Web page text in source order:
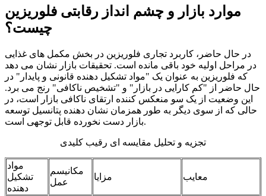
موارد بازار و چشم انداز رقابتی فلوریزین
چیست؟
در حال حاضر، کاربرد تجاری فلوریزین در بخش مکمل های غذایی
در مراحل اولیه خود باقی مانده است. تحقیقات بازار نشان می دهد
که فلوریزین به عنوان یک "مواد تشکیل دهنده قانونی و پایدار" در
حال حاضر از "کم کارایی در بازار" و "تشخیص ناکافی" رنج می برد.
این وضعیت از یک سو منعکس کننده ارتقای ناکافی بازار است، در
حالی که از سوی دیگر به طور همزمان نشان دهنده پتانسیل توسعه
بازار دست نخورده قابل توجهی است.
تجزیه و تحلیل مقایسه ای رقیب کلیدی
مواد
تشکیل
دهنده
مکانیسم
عمل
مزایا معایب